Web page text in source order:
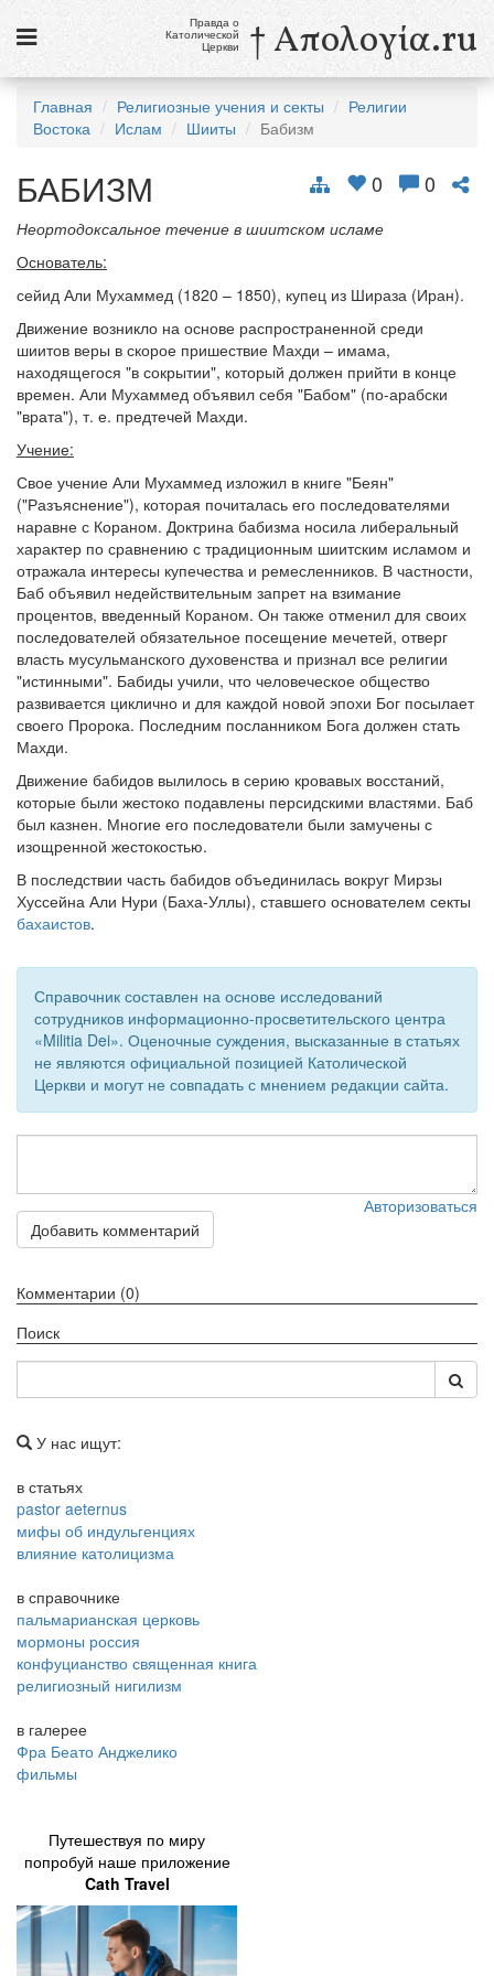
Новости
Католики в России
Галерея
Викторины
Религиозные учения и секты, справочник
8 августа
см. календарь
Обратная связь
mail@apologia.ru
Отправить сообщение
Вход
Правда о
Католической
Церкви † Απολογία.ru
Главная Религиозные учения и секты
Религии
Востока
Ислам Шииты Бабизм
0 0
БАБИЗМ
Неортодоксальное течение в шиитском исламе
Основатель:
сейид Али Мухаммед (1820 – 1850), купец из Шираза (Иран).
Движение возникло на основе распространенной среди
шиитов веры в скорое пришествие Махди – имама,
находящегося "в сокрытии", который должен прийти в конце
времен. Али Мухаммед объявил себя "Бабом" (по-арабски
"врата"), т. е. предтечей Махди.
Учение:
Свое учение Али Мухаммед изложил в книге "Беян"
("Разъяснение"), которая почиталась его последователями
наравне с Кораном. Доктрина бабизма носила либеральный
характер по сравнению с традиционным шиитским исламом и
отражала интересы купечества и ремесленников. В частности,
Баб объявил недействительным запрет на взимание
процентов, введенный Кораном. Он также отменил для своих
последователей обязательное посещение мечетей, отверг
власть мусульманского духовенства и признал все религии
"истинными". Бабиды учили, что человеческое общество
развивается циклично и для каждой новой эпохи Бог посылает
своего Пророка. Последним посланником Бога должен стать
Махди.
Движение бабидов вылилось в серию кровавых восстаний,
которые были жестоко подавлены персидскими властями. Баб
был казнен. Многие его последователи были замучены с
изощренной жестокостью.
В последствии часть бабидов объединилась вокруг Мирзы
Хуссейна Али Нури (Баха-Уллы), ставшего основателем секты
бахаистов.
Справочник составлен на основе исследований
сотрудников информационно-просветительского центра
«Militia Dei». Оценочные суждения, высказанные в статьях
не являются официальной позицией Католической
Церкви и могут не совпадать с мнением редакции сайта.
Авторизоваться
Добавить комментарий
Комментарии (0)
Поиск
У нас ищут:
в статьях
pastor aeternus
мифы об индульгенциях
влияние католицизма
в справочнике
пальмарианская церковь
мормоны россия
конфуцианство священная книга
религиозный нигилизм
в галерее
Фра Беато Анджелико
фильмы
Путешествуя по миру
попробуй наше приложение
Cath Travel